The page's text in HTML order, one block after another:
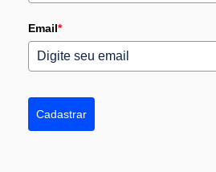
Email*
Cadastrar